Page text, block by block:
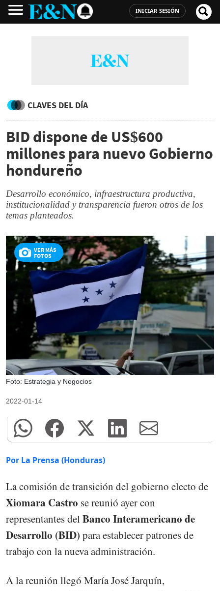
INICIAR SESIÓN
CLAVES DEL DÍA
BID dispone de US$600
millones para nuevo Gobierno
hondureño
Desarrollo económico, infraestructura productiva,
institucionalidad y transparencia fueron otros de los
temas planteados.
VER MÁS
FOTOS
Foto: Estrategia y Negocios
2022-01-14
Por La Prensa (Honduras)
La comisión de transición del gobierno electo de
Xiomara Castro se reunió ayer con
representantes delBanco Interamericano de
Desarrollo (BID) para establecer patrones de
trabajo con la nueva administración.
A la reunión llegó María José Jarquín,